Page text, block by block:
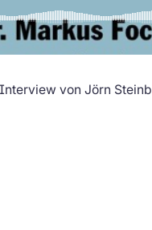
von Jörn